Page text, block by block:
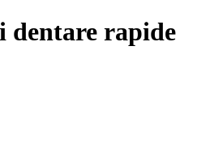
dentare rapide